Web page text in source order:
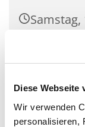
Diese Webseite
Wir verwenden
personalisieren,
Samstag,
Zossen